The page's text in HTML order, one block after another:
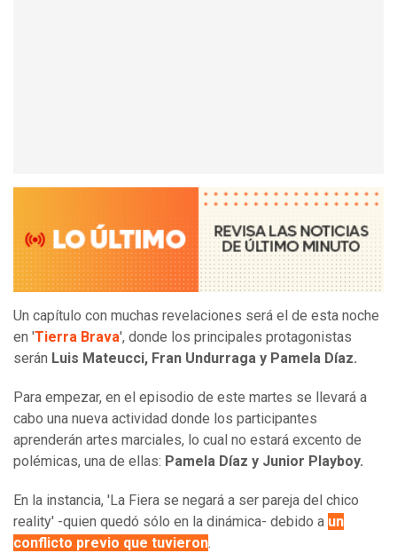
Un capítulo con muchas revelaciones será el de esta noche
en 'Tierra Brava', donde los principales protagonistas
serán Luis Mateucci, Fran Undurraga y Pamela Díaz.
Para empezar, en el episodio de este martes se llevará a
cabo una nueva actividad donde los participantes
aprenderán artes marciales, lo cual no estará excento de
polémicas, una de ellas: Pamela Díaz y Junior Playboy.
En la instancia, 'La Fiera se negará a ser pareja del chico
reality' -quien quedó sólo en la dinámica- debido a un
conflicto previo que tuvieron.